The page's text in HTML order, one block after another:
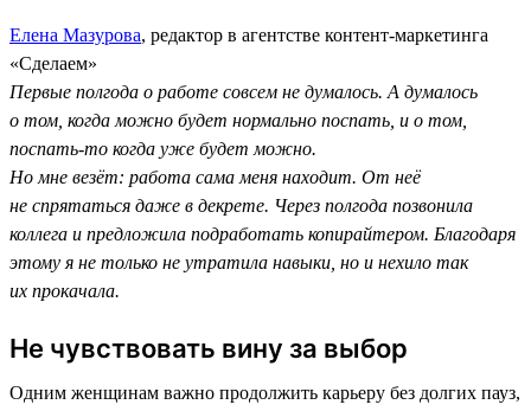
Елена Мазурова, редактор в агентстве контент-маркетинга
«Сделаем»
Первые полгода о работе совсем не думалось. А думалось
о том, когда можно будет нормально поспать, и о том,
поспать-то когда уже будет можно.
Но мне везёт: работа сама меня находит. От неё
не спрятаться даже в декрете. Через полгода позвонила
коллега и предложила подработать копирайтером. Благодаря
этому я не только не утратила навыки, но и нехило так
их прокачала.
Не чувствовать вину за выбор
Одним женщинам важно продолжить карьеру без долгих пауз,